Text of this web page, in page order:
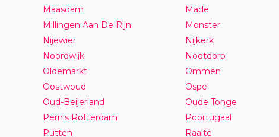
Maasdam
Made
Millingen Aan De Rijn
Monster
Nijewier
Nijkerk
Noordwijk
Nootdorp
Oldemarkt
Ommen
Oostwoud
Ospel
Oud-Beijerland
Oude Tonge
Pernis Rotterdam
Poortugaal
Putten
Raalte